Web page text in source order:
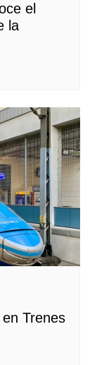
el
la
Trenes